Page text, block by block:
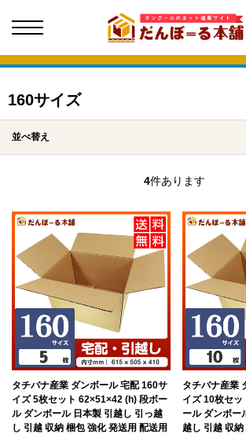
160サイズ
並べ替え
4件あります
タチバナ産業 ダンボール 宅配 160サ
イズ 5枚セット 62×51×42 (h) 段ボー
ル ダンボール 日本製 引越し 引っ越
し 引越 収納 梱包 強化 発送用 配送用
タチバナ産業
イズ 10枚セ
ール ダンボー
越し 引越 収